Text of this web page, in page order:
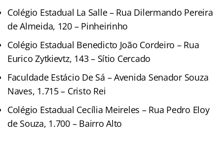
Colégio Estadual La Salle – Rua Dilermando Pereira
de Almeida, 120 – Pinheirinho
Colégio Estadual Benedicto João Cordeiro – Rua
Eurico Zytkievtz, 143 – Sítio Cercado
Faculdade Estácio De Sá – Avenida Senador Souza
Naves, 1.715 – Cristo Rei
Colégio Estadual Cecília Meireles – Rua Pedro Eloy
de Souza, 1.700 – Bairro Alto